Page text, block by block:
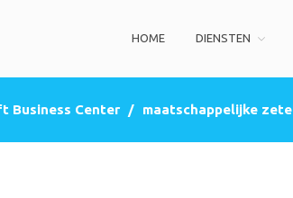
HOME DIENSTEN
Business Center / maatschappelijke